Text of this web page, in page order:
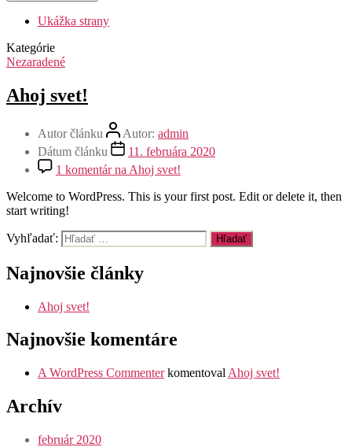
Ukážka strany
Kategórie
Nezaradené
Ahoj svet!
Autor článku Autor: admin
Dátum článku
11. februára 2020
1 komentárna Ahoj svet!
Welcome to WordPress. This is your first post. Edit or delete it, then
start writing!
Vyhľadať:
Najnovšie články
Ahoj svet!
Najnovšie komentáre
A WordPress Commenterkomentoval Ahoj svet!
Archív
február 2020